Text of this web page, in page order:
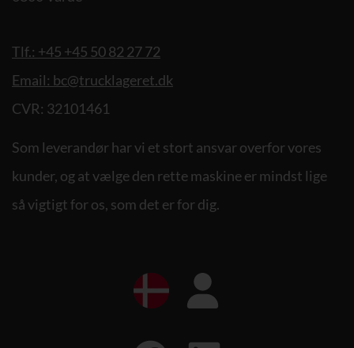
Tlf.: +45 +45 50 82 27 72
Email: bc@trucklageret.dk
CVR: 32101461
Som leverandør har vi et stort ansvar overfor vores
kunder, og at vælge den rette maskine er mindst lige
så vigtigt for os, som det er for dig.